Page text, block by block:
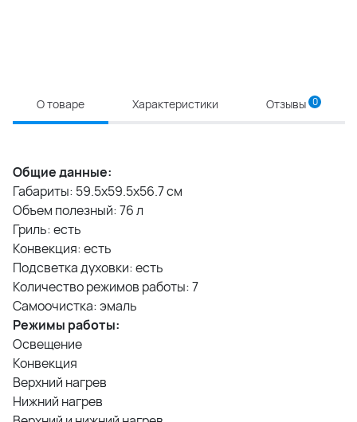
О товаре Характеристики Отзывы 0
Общие данные:
Габариты: 59.5x59.5x56.7 см
Объем полезный: 76 л
Гриль: есть
Конвекция: есть
Подсветка духовки: есть
Количество режимов работы: 7
Самоочистка: эмаль
Режимы работы:
Освещение
Конвекция
Верхний нагрев
Нижний нагрев